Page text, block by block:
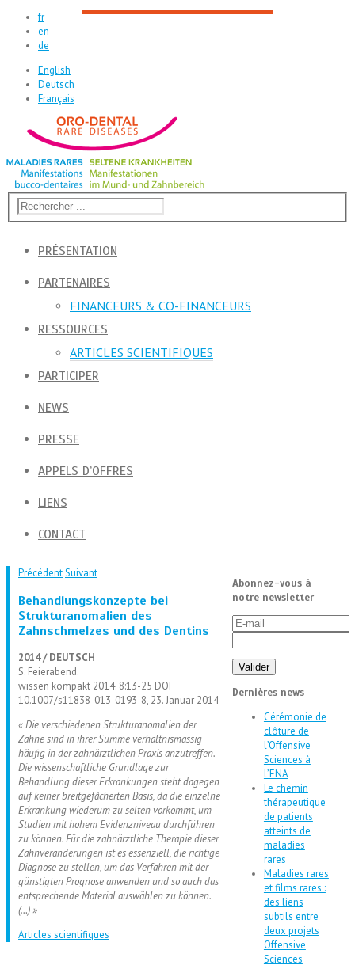
fr
en
de
English
Deutsch
Français
PRÉSENTATION
PARTENAIRES
FINANCEURS & CO-FINANCEURS
RESSOURCES
ARTICLES SCIENTIFIQUES
PARTICIPER
NEWS
PRESSE
APPELS D’OFFRES
LIENS
CONTACT
PrécédentSuivant
Behandlungskonzepte bei
Strukturanomalien des
Zahnschmelzes und des Dentins
2014 / DEUTSCH
S. Feierabend.
wissen kompakt 2014. 8:13-25 DOI
10.1007/s11838-013-0193-8, 23. Januar 2014
« Die verschiedenen Strukturanomalien der
Zähne sind in ihrer Summe verhältnismässig
häufig in der zahnärztlichen Praxis anzutreffen.
Die wissenschaftliche Grundlage zur
Behandlung dieser Erkrankungen steht dagegen
auf keiner breitgefâcherten Basis, da die einzelne
Erkrankung wiederum zu selten vorkommt, um
Studien mit hohem Evidenzniveau durchführen
zu können. Für die zahnärztliche Therapie dieser
Zahnveränderungen ist es essenziell, die richtige
Diagnose zu stellen, um das Verfahren mit der
günstigten Prognose anwenden und so auch das
entsprechende Material auswählen zu können.
(…) »
Articles scientifiques
Abonnez-vous à
notre newsletter
Dernières news
Cérémonie de
clôture de
l’Offensive
Sciences à
l’ENA
Le chemin
thérapeutique
de patients
atteints de
maladies
rares
Maladies rares
et films rares :
des liens
subtils entre
deux projets
Offensive
Sciences